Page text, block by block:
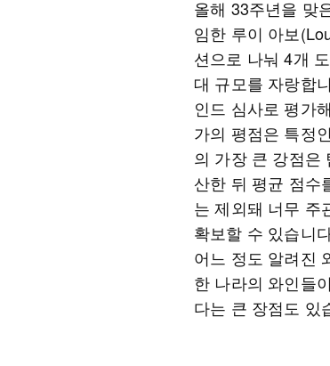
올해 33주년을 맞
임한 루이 아보
션으로 나눠 4개
대 규모를 자랑합
인드 심사로 평가
가의 평점은 특정
의 가장 큰 강점은
산한 뒤 평균 점수
는 제외돼 너무 주
확보할 수 있습니
어느 정도 알려진
한 나라의 와인들
다는 큰 장점도 있